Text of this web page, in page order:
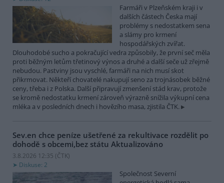
Farmáři v Plzeňském kraji i v
dalších částech Česka mají
problémy s nedostatkem sena
a slámy pro krmení
hospodářských zvířat.
Dlouhodobé sucho a pokračující vedra způsobily, že první seč měla
proti běžným letům třetinový výnos a druhé a další seče už zřejmě
nebudou. Pastviny jsou vyschlé, farmáři na nich musí skot
přikrmovat. Někteří chovatelé nakupují seno za trojnásobek běžné
ceny, třeba i z Polska. Další připravují zmenšení stád krav, protože
se kromě nedostatku krmení zároveň výrazně snížila výkupní cena
mléka a v posledních dnech i hovězího masa, zjistila ČTK.
Sev.en chce peníze ušetřené za rekultivace rozdělit po
dohodě s obcemi,bez státu Aktualizováno
3.8.2026 12:35 (ČTK)
Diskuse: 2
Společnost Severní